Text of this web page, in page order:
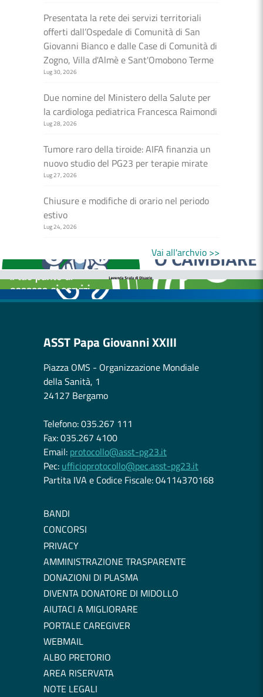
Presentata la rete dei servizi territoriali
offerti dall’Ospedale di Comunità di San
Giovanni Bianco e dalle Case di Comunità di
Zogno, Villa d'Almè e Sant'Omobono Terme
Lug 30, 2026
Due nomine del Ministero della Salute per
la cardiologa pediatrica Francesca Raimondi
Lug 28, 2026
Tumore raro della tiroide: AIFA finanzia un
nuovo studio del PG23 per terapie mirate
Lug 27, 2026
Chiusure e modifiche di orario nel periodo
estivo
Lug 24, 2026
Vai all'archvio >>
MEDICI E PEDIATRI DI FAMIGLIA
BOLLETTINI DISAGIO DA CALORE
CASE DI COMUNITÀ
OSPEDALE DI COMUNITÀ
ASST Papa Giovanni XXIII
Piazza OMS - Organizzazione Mondiale
della Sanità, 1
24127 Bergamo
Telefono: 035.267 111
Fax: 035.267 4100
Email: protocollo@asst-pg23.it
Pec: ufficioprotocollo@pec.asst-pg23.it
Partita IVA e Codice Fiscale: 04114370168
BANDI
CONCORSI
PRIVACY
AMMINISTRAZIONE TRASPARENTE
DONAZIONI DI PLASMA
DIVENTA DONATORE DI MIDOLLO
AIUTACI A MIGLIORARE
PORTALE CAREGIVER
WEBMAIL
ALBO PRETORIO
AREA RISERVATA
NOTE LEGALI